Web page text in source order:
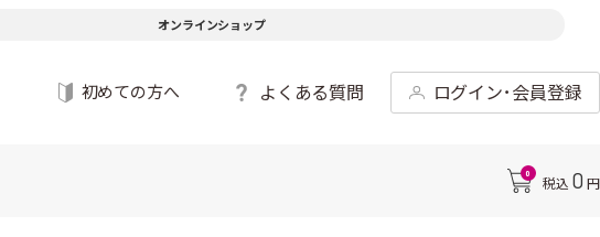
オンラインショップ
初めての方へ よくある質問 ログイン･会員登録
0
税込 0 円